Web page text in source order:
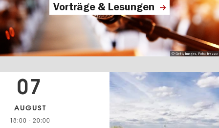
Vorträge & Lesungen
© Getty Images, Foto: brazzo
07
AUGUST
18:00 - 20:00